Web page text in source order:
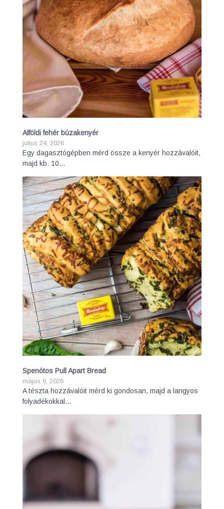
Alföldi fehér búzakenyér
július 24, 2026
Egy dagasztógépben mérd össze a kenyér hozzávalóit,
majd kb. 10…
Spenótos Pull Apart Bread
május 6, 2026
A tészta hozzávalóit mérd ki gondosan, majd a langyos
folyadékokkal…